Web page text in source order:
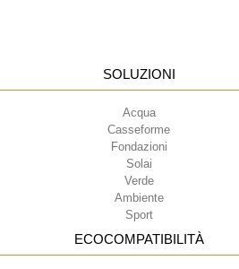
SOLUZIONI
Acqua
Casseforme
Fondazioni
Solai
Verde
Ambiente
Sport
ECOCOMPATIBILITÀ